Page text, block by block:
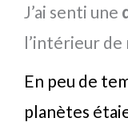
J’ai senti une
l’intérieur de
En peu de
planètes